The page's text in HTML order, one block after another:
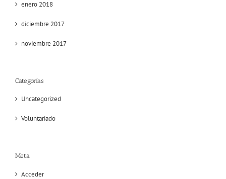
enero 2018
diciembre 2017
noviembre 2017
Categorías
Uncategorized
Voluntariado
Meta
Acceder